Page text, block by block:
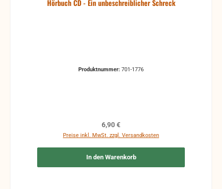
Hörbuch CD - Ein unbeschreiblicher Schreck
Produktnummer: 701-1776
Regulärer Preis:
6,90 €
Preise inkl. MwSt. zzgl. Versandkosten
In den Warenkorb